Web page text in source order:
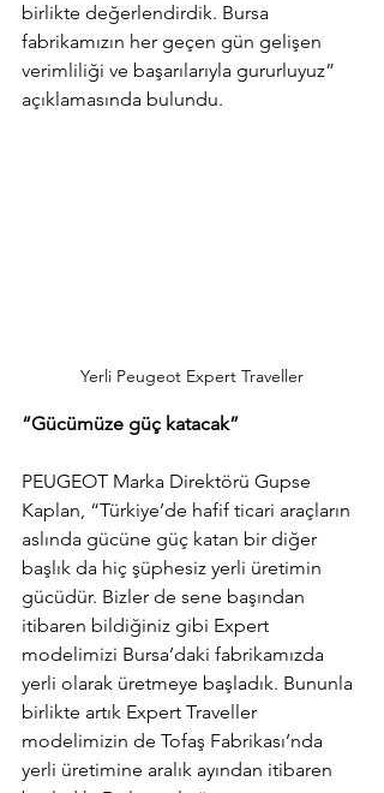
birlikte değerlendirdik. Bursa
fabrikamızın her geçen gün gelişen
verimliliği ve başarılarıyla gururluyuz”
açıklamasında bulundu.
Yerli Peugeot Expert Traveller
“Gücümüze güç katacak”
PEUGEOT Marka Direktörü Gupse
Kaplan, “Türkiye’de hafif ticari araçların
aslında gücüne güç katan bir diğer
başlık da hiç şüphesiz yerli üretimin
gücüdür. Bizler de sene başından
itibaren bildiğiniz gibi Expert
modelimizi Bursa’daki fabrikamızda
yerli olarak üretmeye başladık. Bununla
birlikte artık Expert Traveller
modelimizin de Tofaş Fabrikası’nda
yerli üretimine aralık ayından itibaren